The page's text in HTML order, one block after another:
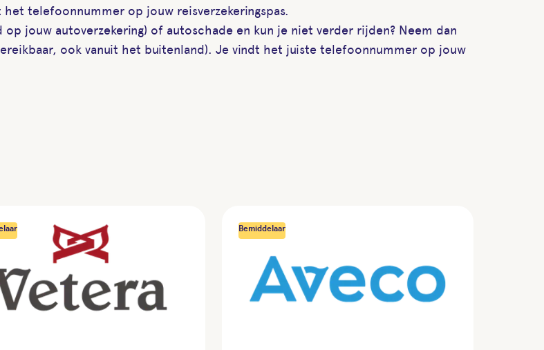
telefoonnummer op jouw reisverzekeringspas.
jouw autoverzekering) of autoschade en kun je niet verder rijden? Neem dan
ook vanuit het buitenland). Je vindt het juiste telefoonnummer op jouw
Bemiddelaar